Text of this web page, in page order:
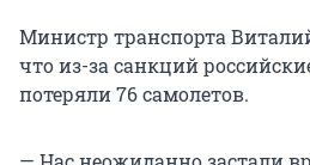
Министр транспорта
что из-за санкций
потеряли 76 самолетов.